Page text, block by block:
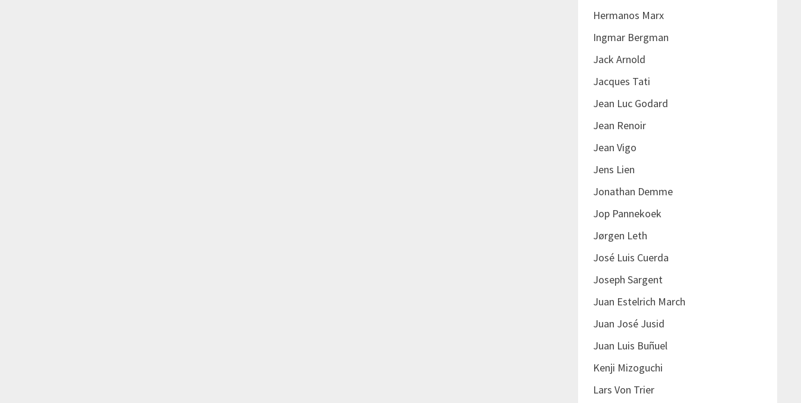
Hermanos Marx
Ingmar Bergman
Jack Arnold
Jacques Tati
Jean Luc Godard
Jean Renoir
Jean Vigo
Jens Lien
Jonathan Demme
Jop Pannekoek
Jørgen Leth
José Luis Cuerda
Joseph Sargent
Juan Estelrich March
Juan José Jusid
Juan Luis Buñuel
Kenji Mizoguchi
Lars Von Trier